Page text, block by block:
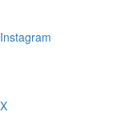
Instagram
X